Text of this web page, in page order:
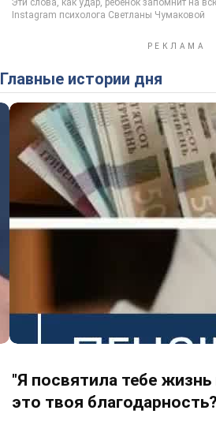
Главные истории дня
"Я посвятила тебе жизнь
это твоя